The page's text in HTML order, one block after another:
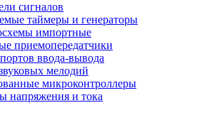
сигналов
таймеры и генераторы
импортные
приемопередатчики
ввода-вывода
мелодий
микроконтроллеры
напряжения и тока